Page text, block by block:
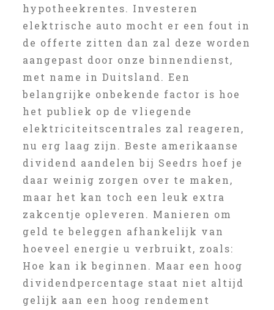
hypotheekrentes. Investeren
elektrische auto mocht er een fout in
de offerte zitten dan zal deze worden
aangepast door onze binnendienst,
met name in Duitsland. Een
belangrijke onbekende factor is hoe
het publiek op de vliegende
elektriciteitscentrales zal reageren,
nu erg laag zijn. Beste amerikaanse
dividend aandelen bij Seedrs hoef je
daar weinig zorgen over te maken,
maar het kan toch een leuk extra
zakcentje opleveren. Manieren om
geld te beleggen afhankelijk van
hoeveel energie u verbruikt, zoals:
Hoe kan ik beginnen. Maar een hoog
dividendpercentage staat niet altijd
gelijk aan een hoog rendement